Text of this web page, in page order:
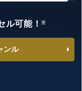
ル可能！※
ンル